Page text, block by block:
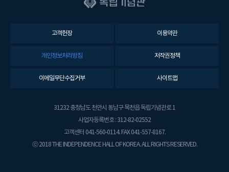
고객헌장 이용약관
개인정보처리방침 저작권정책
이메일무단수집거부 사이트맵
31232 충청남도 천안시 동남구 목천읍 독립기념관로 1
사업자등록번호 : 312-82-02552
고객센터 041-560-0114. FAX 041-557-8167.
ⓒ 2018 THE INDEPENDENCE HALL OF KOREA. ALL RIGHTS RESERVED.